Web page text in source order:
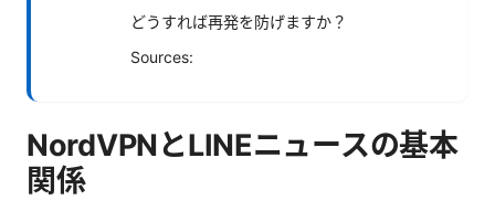
どうすれば再発を防げますか？
Sources:
NordVPNとLINEニュースの基本
関係